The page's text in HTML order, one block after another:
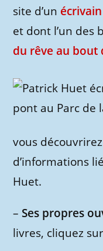
site d’un
et dont l’un des
du rêve au bout
vous
d’informations
Huet.
– Ses propres
livres, cliquez